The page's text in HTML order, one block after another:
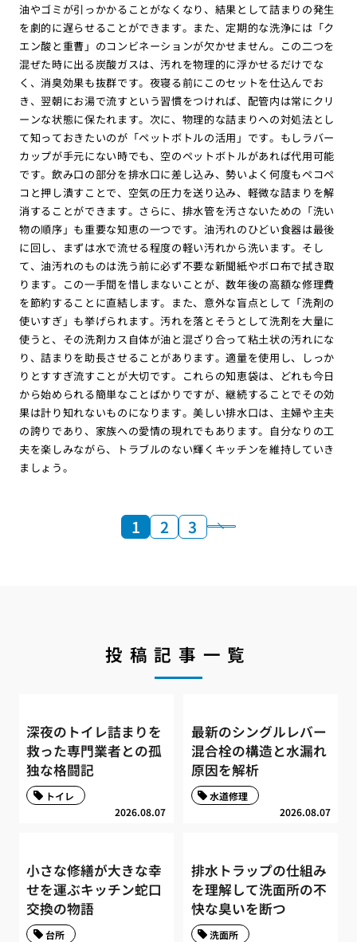
油やゴミが引っかかることがなくなり、結果として詰まりの発生
を劇的に遅らせることができます。また、定期的な洗浄には「ク
エン酸と重曹」のコンビネーションが欠かせません。この二つを
混ぜた時に出る炭酸ガスは、汚れを物理的に浮かせるだけでな
く、消臭効果も抜群です。夜寝る前にこのセットを仕込んでお
き、翌朝にお湯で流すという習慣をつければ、配管内は常にクリ
ーンな状態に保たれます。次に、物理的な詰まりへの対処法とし
て知っておきたいのが「ペットボトルの活用」です。もしラバー
カップが手元にない時でも、空のペットボトルがあれば代用可能
です。飲み口の部分を排水口に差し込み、勢いよく何度もペコペ
コと押し潰すことで、空気の圧力を送り込み、軽微な詰まりを解
消することができます。さらに、排水管を汚さないための「洗い
物の順序」も重要な知恵の一つです。油汚れのひどい食器は最後
に回し、まずは水で流せる程度の軽い汚れから洗います。そし
て、油汚れのものは洗う前に必ず不要な新聞紙やボロ布で拭き取
ります。この一手間を惜しまないことが、数年後の高額な修理費
を節約することに直結します。また、意外な盲点として「洗剤の
使いすぎ」も挙げられます。汚れを落とそうとして洗剤を大量に
使うと、その洗剤カス自体が油と混ざり合って粘土状の汚れにな
り、詰まりを助長させることがあります。適量を使用し、しっか
りとすすぎ流すことが大切です。これらの知恵袋は、どれも今日
から始められる簡単なことばかりですが、継続することでその効
果は計り知れないものになります。美しい排水口は、主婦や主夫
の誇りであり、家族への愛情の現れでもあります。自分なりの工
夫を楽しみながら、トラブルのない輝くキッチンを維持していき
ましょう。
1 2 3
投稿記事一覧
深夜のトイレ詰まりを
救った専門業者との孤
独な格闘記
2026.08.07
トイレ
最新のシングルレバー
混合栓の構造と水漏れ
原因を解析
2026.08.07
水道修理
小さな修繕が大きな幸
せを運ぶキッチン蛇口
交換の物語
台所
排水トラップの仕組み
を理解して洗面所の不
快な臭いを断つ
洗面所